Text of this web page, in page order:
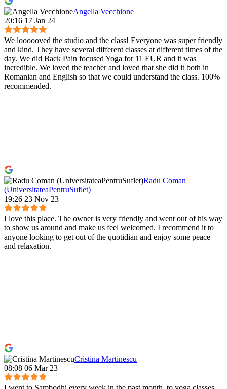
Angella Vecchione
20:16 17 Jan 24
We loooooved the studio and the class! Everyone was super friendly
and kind. They have several different classes at different times of the
day. We did Back Pain focused Yoga for 11 EUR and it was
incredible. We loved the teacher and loved that she did it both in
Romanian and English so that we could understand the class. 100%
recommended.
Radu Coman
(UniversitateaPentruSuflet)
19:26 23 Nov 23
I love this place. The owner is very friendly and went out of his way
to show us around and make us feel welcomed. I recommend it to
anyone looking to get out of the quotidian and enjoy some peace
and relaxation.
Cristina Martinescu
08:08 06 Mar 23